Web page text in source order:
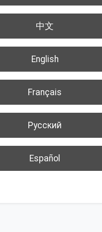
中文
English
Français
Русский
Español